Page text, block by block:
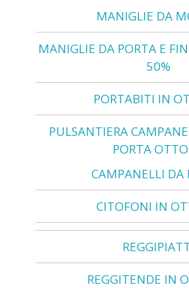
MANIGLIE DA
MANIGLIE DA PORTA E
50%
PORTABITI IN
PULSANTIERA
PORTA
CAMPANELLI DA
CITOFONI IN
REGGITENDE IN